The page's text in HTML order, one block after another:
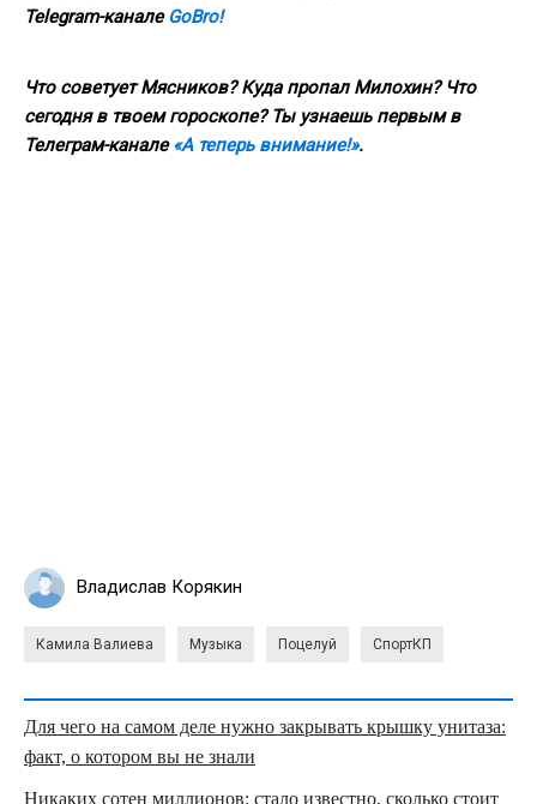
Telegram-канале GoBro!
Что советует Мясников? Куда пропал Милохин? Что
сегодня в твоем гороскопе? Ты узнаешь первым в
Телеграм-канале«А теперь внимание!».
Владислав Корякин
Камила Валиева Музыка Поцелуй СпортКП
Для чего на самом деле нужно закрывать крышку унитаза:
факт, о котором вы не знали
Никаких сотен миллионов: стало известно, сколько стоит